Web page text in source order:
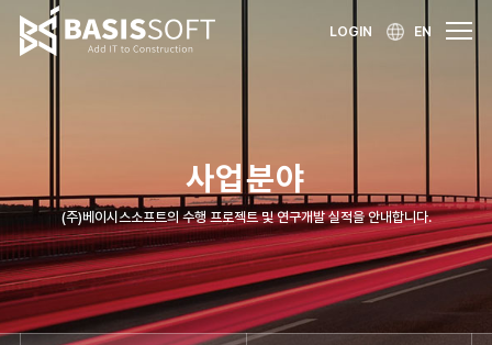
LOGIN EN
사업분야
(주)베이시스소프트의 수행 프로젝트 및 연구개발 실적을 안내합니다.